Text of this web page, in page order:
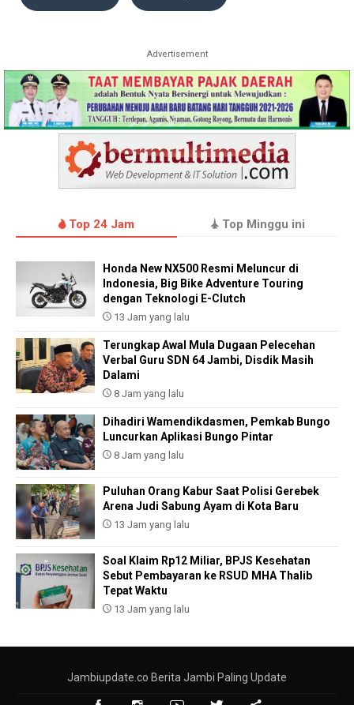
Advertisement
Top 24 Jam Top Minggu ini
Honda New NX500 Resmi Meluncur di
Indonesia, Big Bike Adventure Touring
dengan Teknologi E-Clutch
13 Jam yang lalu
Terungkap Awal Mula Dugaan Pelecehan
Verbal Guru SDN 64 Jambi, Disdik Masih
Dalami
8 Jam yang lalu
Dihadiri Wamendikdasmen, Pemkab Bungo
Luncurkan Aplikasi Bungo Pintar
8 Jam yang lalu
Puluhan Orang Kabur Saat Polisi Gerebek
Arena Judi Sabung Ayam di Kota Baru
13 Jam yang lalu
Soal Klaim Rp12 Miliar, BPJS Kesehatan
Sebut Pembayaran ke RSUD MHA Thalib
Tepat Waktu
13 Jam yang lalu
Jambiupdate.co Berita Jambi Paling Update